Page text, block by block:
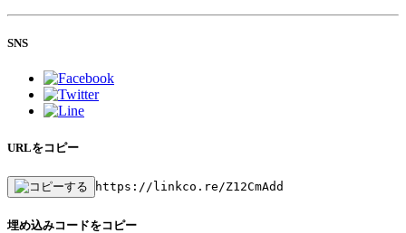
SNS
URLをコピー
https://linkco.re/Z12CmAdd
埋め込みコードをコピー